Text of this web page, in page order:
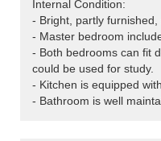
Internal Condition:
- Bright, partly
- Master bedroom
- Both bedrooms can fit
could be used for study.
- Kitchen is equipped
- Bathroom is well